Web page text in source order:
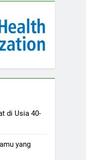
di Usia 40-
yang